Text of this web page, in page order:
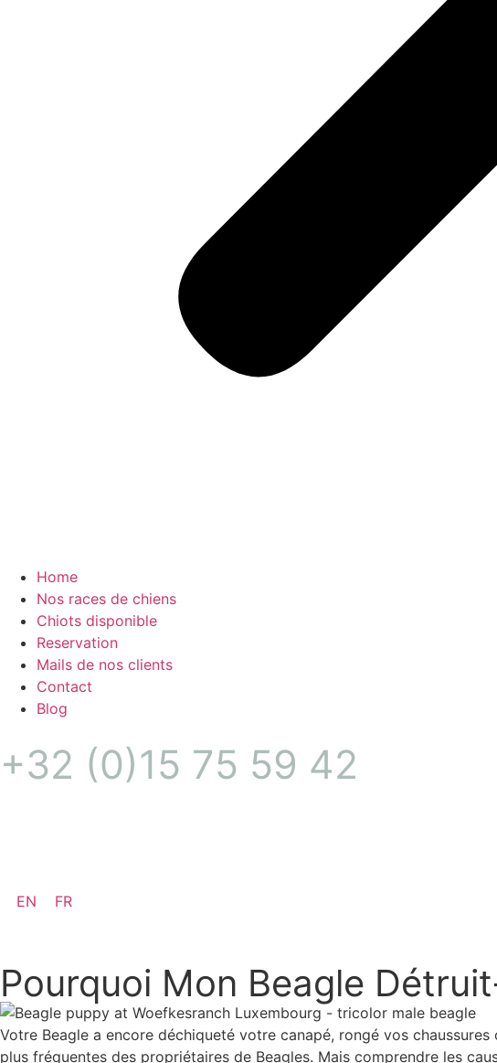
Home
Nos races de chiens
Chiots disponible
Reservation
Mails de nos clients
Contact
Blog
+32 (0)15 75 59 42
EN FR
Pourquoi Mon Beagle
Votre Beagle a encore déchiqueté votre canapé, rongé vos
plus fréquentes des propriétaires de Beagles. Mais comprendre les